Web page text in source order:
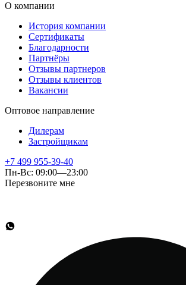
О компании
История компании
Сертификаты
Благодарности
Партнёры
Отзывы партнеров
Отзывы клиентов
Вакансии
Оптовое направление
Дилерам
Застройщикам
+7 499 955-39-40
Пн-Вс: 09:00—23:00
Перезвоните мне